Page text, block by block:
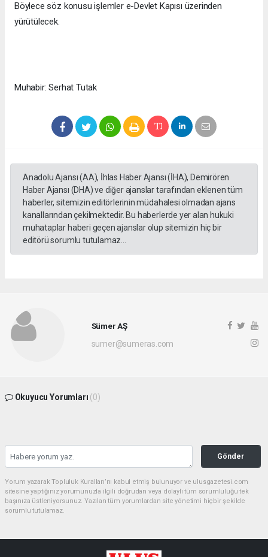
Böylece söz konusu işlemler e-Devlet Kapısı üzerinden
yürütülecek.
Muhabir: Serhat Tutak
Anadolu Ajansı (AA), İhlas Haber Ajansı (İHA), Demirören
Haber Ajansı (DHA) ve diğer ajanslar tarafından eklenen tüm
haberler, sitemizin editörlerinin müdahalesi olmadan ajans
kanallarından çekilmektedir. Bu haberlerde yer alan hukuki
muhataplar haberi geçen ajanslar olup sitemizin hiç bir
editörü sorumlu tutulamaz...
Sümer AŞ
sumer@sumeras.com
Okuyucu Yorumları (0)
Gönder
Yorum yazarak Topluluk Kuralları’nı kabul etmiş bulunuyor ve ulusgazetesi.com
sitesine yaptığınız yorumunuzla ilgili doğrudan veya dolaylı tüm sorumluluğu tek
başınıza üstleniyorsunuz. Yazılan tüm yorumlardan site yönetimi hiçbir şekilde
sorumlu tutulamaz.